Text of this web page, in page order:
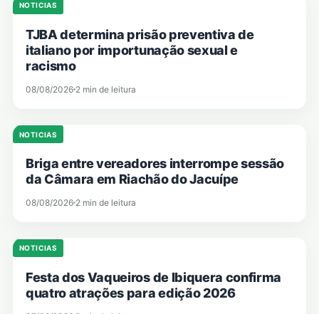
NOTICIAS
TJBA determina prisão preventiva de
italiano por importunação sexual e
racismo
08/08/2026 2 min de leitura
NOTICIAS
Briga entre vereadores interrompe sessão
da Câmara em Riachão do Jacuípe
08/08/2026 2 min de leitura
NOTICIAS
Festa dos Vaqueiros de Ibiquera confirma
quatro atrações para edição 2026